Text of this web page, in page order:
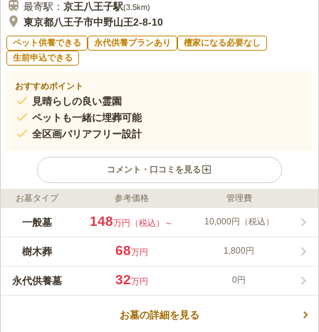
最寄駅： 京王八王子駅(3.5km)
東京都八王子市中野山王2-8-10
ペット供養できる 永代供養プランあり
檀家になる必要なし
生前申込できる
おすすめポイント
見晴らしの良い霊園
ペットも一緒に埋葬可能
全区画バリアフリー設計
コメント・口コミを見る
ライフドット編集部のコメント
緑に囲まれた高台に位置し、全域が南斜面で、陽当たり良好で
守られ安らかに眠ることができるでしょう。全体的に新しく管理
も行き届いているので、どこを取っても明るく清潔です。お花や
「京王八王子駅」からバスでのアクセスが便利です。
八王子駅のショッピングセンターで花やお線香等購入出来る。霊
お墓タイプ 参考価格 管理費
一般墓 148万円（税込）～ 10,000円（税込）
樹木葬 68万円 1,800円
永代供養墓 32万円 0円
お墓の詳細を見る